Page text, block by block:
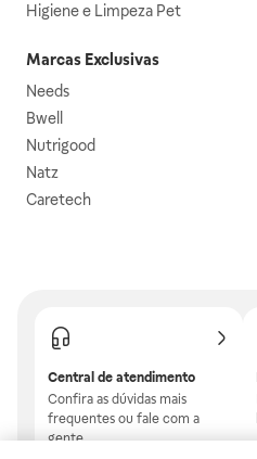
Higiene e Limpeza Pet
Marcas Exclusivas
Needs
Bwell
Nutrigood
Natz
Caretech
Central de atendimento
Confira as dúvidas mais
frequentes ou fale com a
gente.